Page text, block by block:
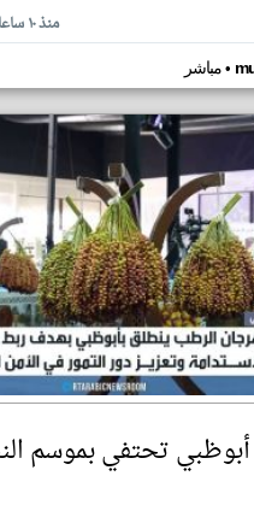
منذ ١٠ ساعات
مباشر•
أبوظبي تحتفي بموسم